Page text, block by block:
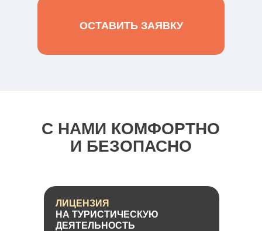
ОСТАВИТЬ ЗАЯВКУ
ЛИЦЕНЗИЯ
НА ТУРИСТИЧЕСКУЮ
ДЕЯТЕЛЬНОСТЬ
С НАМИ КОМФОРТНО
И БЕЗОПАСНО